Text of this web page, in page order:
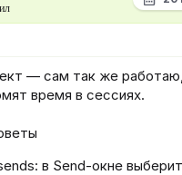
— сам так же
время в сессиях.
в Send-окне